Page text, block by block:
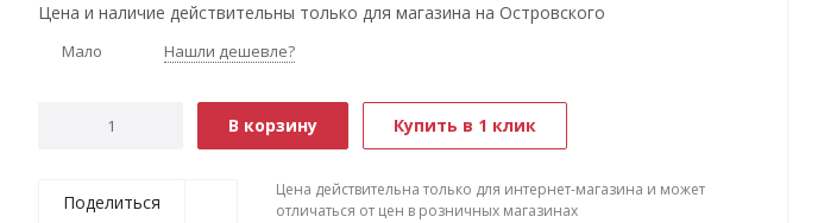
Цена и наличие действительны только для магазина на Островского
Мало Нашли дешевле?
В корзину Купить в 1 клик
Поделиться
Цена действительна только для интернет-магазина и может
отличаться от цен в розничных магазинах